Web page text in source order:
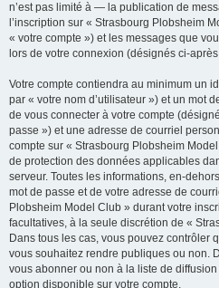
n’est pas limité à — la publication de
l’inscription sur « Strasbourg Plobsheim
« votre compte ») et les messages que
lors de votre connexion (désignés ci-
Votre compte contiendra au minimum un
par « votre nom d’utilisateur ») et un mot
de vous connecter à votre compte
passe ») et une adresse de courriel
compte sur « Strasbourg Plobsheim
de protection des données applicables
serveur. Toutes les informations, en-
mot de passe et de votre adresse de
Plobsheim Model Club » durant votre
facultatives, à la seule discrétion de «
Dans tous les cas, vous pouvez contrôler
vous souhaitez rendre publiques ou non.
vous abonner ou non à la liste de
option disponible sur votre compte.